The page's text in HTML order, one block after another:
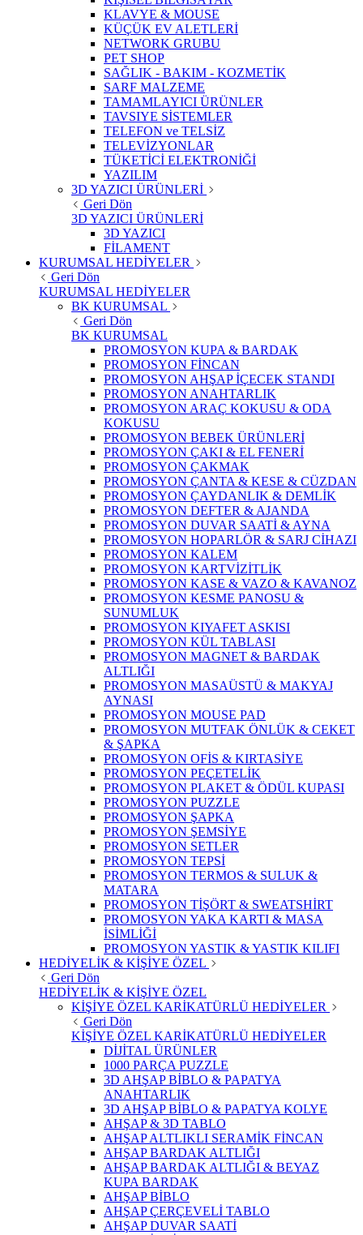
KLAVYE & MOUSE
KÜÇÜK EV ALETLERİ
NETWORK GRUBU
PET SHOP
SAĞLIK - BAKIM - KOZMETİK
SARF MALZEME
TAMAMLAYICI ÜRÜNLER
TAVSIYE SİSTEMLER
TELEFON ve TELSİZ
TELEVİZYONLAR
TÜKETİCİ ELEKTRONİĞİ
YAZILIM
3D YAZICI ÜRÜNLERİ
Geri Dön
3D YAZICI ÜRÜNLERİ
3D YAZICI
FİLAMENT
KURUMSAL HEDİYELER
Geri Dön
KURUMSAL HEDİYELER
BK KURUMSAL
Geri Dön
BK KURUMSAL
PROMOSYON KUPA & BARDAK
PROMOSYON FİNCAN
PROMOSYON AHŞAP İÇECEK STANDI
PROMOSYON ANAHTARLIK
PROMOSYON ARAÇ KOKUSU & ODA
KOKUSU
PROMOSYON BEBEK ÜRÜNLERİ
PROMOSYON ÇAKI & EL FENERİ
PROMOSYON ÇAKMAK
PROMOSYON ÇANTA & KESE & CÜZDAN
PROMOSYON ÇAYDANLIK & DEMLİK
PROMOSYON DEFTER & AJANDA
PROMOSYON DUVAR SAATİ & AYNA
PROMOSYON HOPARLÖR & SARJ CİHAZI
PROMOSYON KALEM
PROMOSYON KARTVİZİTLİK
PROMOSYON KASE & VAZO & KAVANOZ
PROMOSYON KESME PANOSU &
SUNUMLUK
PROMOSYON KIYAFET ASKISI
PROMOSYON KÜL TABLASI
PROMOSYON MAGNET & BARDAK
ALTLIĞI
PROMOSYON MASAÜSTÜ & MAKYAJ
AYNASI
PROMOSYON MOUSE PAD
PROMOSYON MUTFAK ÖNLÜK & CEKET
& ŞAPKA
PROMOSYON OFİS & KIRTASİYE
PROMOSYON PEÇETELİK
PROMOSYON PLAKET & ÖDÜL KUPASI
PROMOSYON PUZZLE
PROMOSYON ŞAPKA
PROMOSYON ŞEMSİYE
PROMOSYON SETLER
PROMOSYON TEPSİ
PROMOSYON TERMOS & SULUK &
MATARA
PROMOSYON TİŞÖRT & SWEATSHİRT
PROMOSYON YAKA KARTI & MASA
İSİMLİĞİ
PROMOSYON YASTIK & YASTIK KILIFI
HEDİYELİK & KİŞİYE ÖZEL
Geri Dön
HEDİYELİK & KİŞİYE ÖZEL
KİŞİYE ÖZEL KARİKATÜRLÜ HEDİYELER
Geri Dön
KİŞİYE ÖZEL KARİKATÜRLÜ HEDİYELER
DİJİTAL ÜRÜNLER
1000 PARÇA PUZZLE
3D AHŞAP BİBLO & PAPATYA
ANAHTARLIK
3D AHŞAP BİBLO & PAPATYA KOLYE
AHŞAP & 3D TABLO
AHŞAP ALTLIKLI SERAMİK FİNCAN
AHŞAP BARDAK ALTLIĞI
AHŞAP BARDAK ALTLIĞI & BEYAZ
KUPA BARDAK
AHŞAP BİBLO
AHŞAP ÇERÇEVELİ TABLO
AHŞAP DUVAR SAATİ